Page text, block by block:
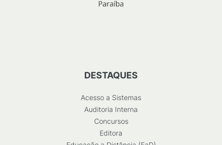
DESTAQUES
Acesso a Sistemas
Auditoria Interna
Concursos
Editora